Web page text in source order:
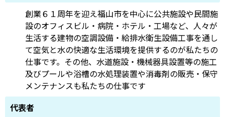
創業６１周年を迎え福山市を中心に公共施設や民間施
設のオフィスビル・病院・ホテル・工場など、人々が
生活する建物の空調設備・給排水衛生設備工事を通し
て空気と水の快適な生活環境を提供するのが私たちの
仕事です。その他、水道施設・機械器具設置等の施工
及びプールや浴槽の水処理装置や消毒剤の販売・保守
メンテナンスも私たちの仕事です
代表者